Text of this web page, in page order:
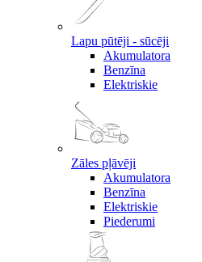
Lapu pūtēji - sūcēji
Akumulatora
Benzīna
Elektriskie
Zāles pļāvēji
Akumulatora
Benzīna
Elektriskie
Piederumi